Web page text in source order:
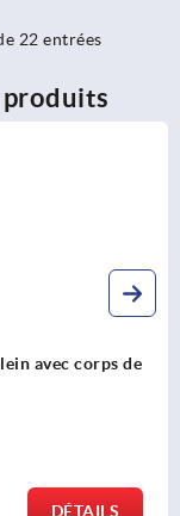
22 entrées
produits
de roulement en
aluminium